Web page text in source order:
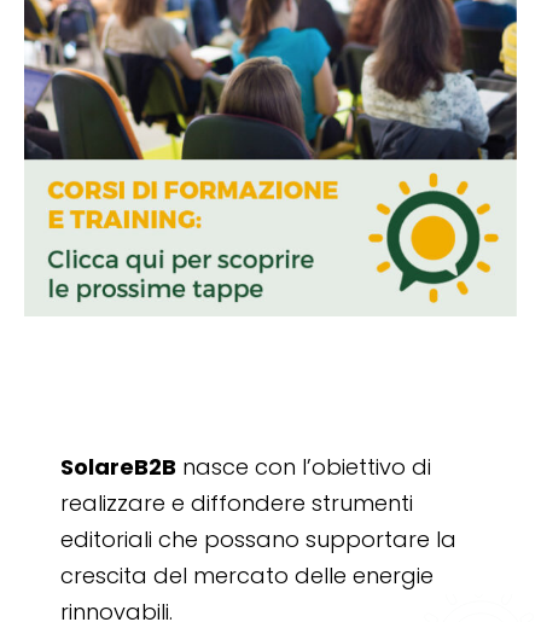
SolareB2B nasce con l’obiettivo di
realizzare e diffondere strumenti
editoriali che possano supportare la
crescita del mercato delle energie
rinnovabili.